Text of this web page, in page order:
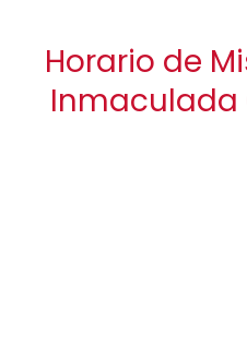
Horario de
Inmaculada